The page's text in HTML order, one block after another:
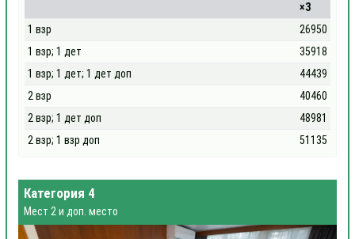
×3
1 взр
26950
1 взр; 1 дет
35918
1 взр; 1 дет; 1 дет доп
44439
2 взр
40460
2 взр; 1 дет доп
48981
2 взр; 1 взр доп
51135
Категория 4
Мест 2 и доп. место